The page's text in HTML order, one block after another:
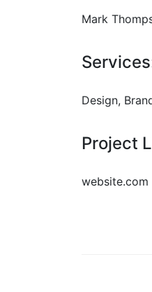
Mark
Design,
Project
website.com